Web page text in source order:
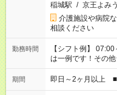
稲城駅 / 京王よみ
介護施設や病院
相談ください
勤務時間
【シフト例】 07:00
は一例です！その
期間 即日～2ヶ月以上 ■